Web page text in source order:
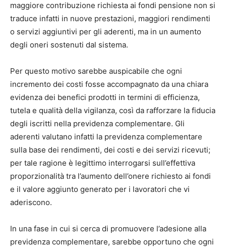
maggiore contribuzione richiesta ai fondi pensione non si
traduce infatti in nuove prestazioni, maggiori rendimenti
o servizi aggiuntivi per gli aderenti, ma in un aumento
degli oneri sostenuti dal sistema.
Per questo motivo sarebbe auspicabile che ogni
incremento dei costi fosse accompagnato da una chiara
evidenza dei benefici prodotti in termini di efficienza,
tutela e qualità della vigilanza, così da rafforzare la fiducia
degli iscritti nella previdenza complementare. Gli
aderenti valutano infatti la previdenza complementare
sulla base dei rendimenti, dei costi e dei servizi ricevuti;
per tale ragione è legittimo interrogarsi sull’effettiva
proporzionalità tra l’aumento dell’onere richiesto ai fondi
e il valore aggiunto generato per i lavoratori che vi
aderiscono.
In una fase in cui si cerca di promuovere l’adesione alla
previdenza complementare, sarebbe opportuno che ogni